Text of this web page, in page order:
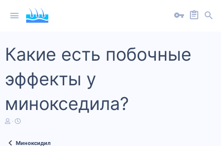
Какие есть побочные
эффекты у
минокседила?
А
о
Д
а
Миноксидил